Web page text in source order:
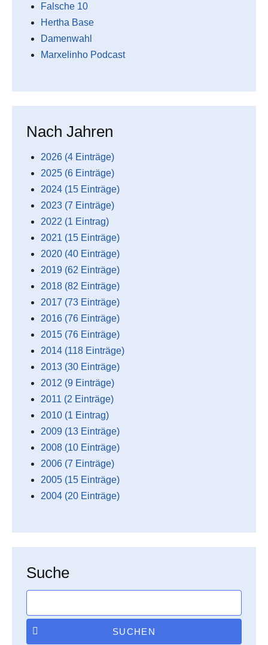
Falsche 10
Hertha Base
Damenwahl
Marxelinho Podcast
Nach Jahren
2026 (4 Einträge)
2025 (6 Einträge)
2024 (15 Einträge)
2023 (7 Einträge)
2022 (1 Eintrag)
2021 (15 Einträge)
2020 (40 Einträge)
2019 (62 Einträge)
2018 (82 Einträge)
2017 (73 Einträge)
2016 (76 Einträge)
2015 (76 Einträge)
2014 (118 Einträge)
2013 (30 Einträge)
2012 (9 Einträge)
2011 (2 Einträge)
2010 (1 Eintrag)
2009 (13 Einträge)
2008 (10 Einträge)
2006 (7 Einträge)
2005 (15 Einträge)
2004 (20 Einträge)
Suche
SUCHEN